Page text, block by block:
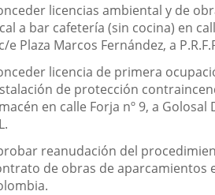
licencias ambiental y de
a bar cafetería (sin cocina) en
e Plaza Marcos Fernández, a
licencia de primera
de protección
en calle Forja nº 9, a
reanudación del
de obras de aparcamientos